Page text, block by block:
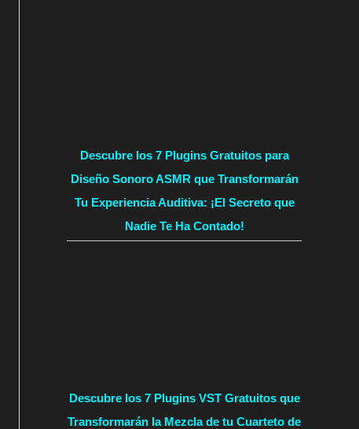
Descubre los 7 Plugins Gratuitos para
Diseño Sonoro ASMR que Transformarán
Tu Experiencia Auditiva: ¡El Secreto que
Nadie Te Ha Contado!
Descubre los 7 Plugins VST Gratuitos que
Transformarán la Mezcla de tu Cuarteto de